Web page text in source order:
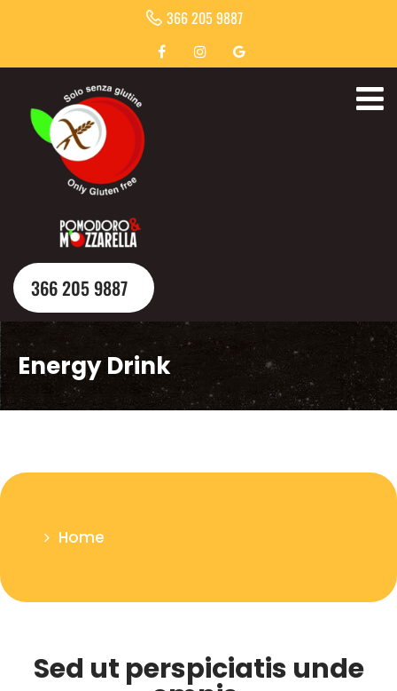
366 205 9887
366 205 9887
Energy Drink
Home
Sed ut perspiciatis unde